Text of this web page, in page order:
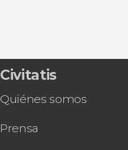
Civitatis
Quiénes somos
Prensa